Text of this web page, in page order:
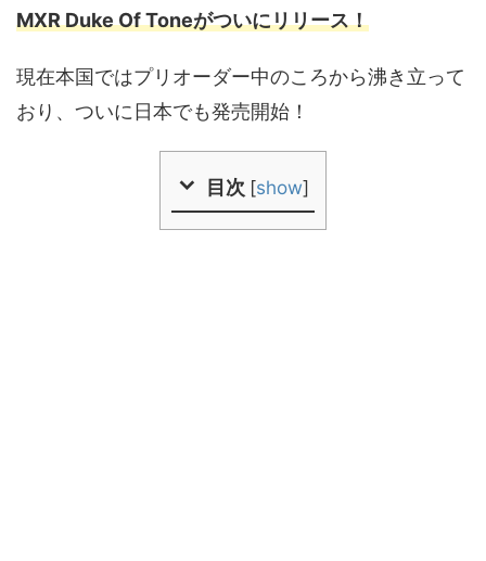
MXR Duke Of Toneがついにリリース！
現在本国ではプリオーダー中のころから沸き立って
おり、ついに日本でも発売開始！
目次 [show]